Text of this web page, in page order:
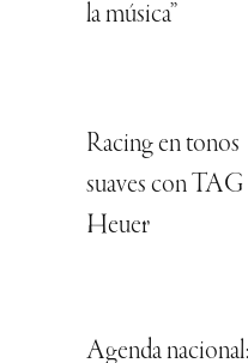
la música”
Racing en tonos
suaves con TAG
Heuer
Agenda nacional: